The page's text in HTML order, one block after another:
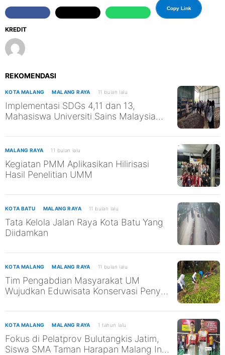
KREDIT
Copy Link
REKOMENDASI
KOTA MALANG MALANG RAYA 11 bulan lalu
Implementasi SDGs 4,11 dan 13,
Mahasiswa Universiti Sains Malaysia
MALANG RAYA 11 bulan lalu
Kegiatan PMM Aplikasikan Hilirisasi
Hasil Penelitian UMM
KOTA BATU MALANG RAYA 11 bulan lalu
Tata Kelola Jalan Raya Kota Batu Yang
Diidamkan
KOTA MALANG MALANG RAYA 11 bulan lalu
Tim Pengabdian Masyarakat UM
Wujudkan Eduwisata Konservasi Penyu
SDGs ke-13 dan ke-14
KOTA MALANG MALANG RAYA 1 tahun lalu
Fokus di Pelatprov Bulutangkis Jatim,
Siswa SMA Taman Harapan Malang Ini